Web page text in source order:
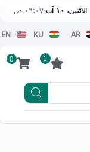
الاثنين، ١٠ آب ٠٦:٠٧ ص
AR
KU
EN
1
0